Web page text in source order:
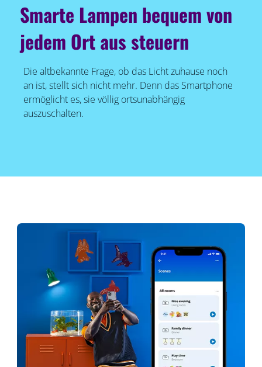
Smarte Lampen bequem von
jedem Ort aus steuern
Die altbekannte Frage, ob das Licht zuhause noch
an ist, stellt sich nicht mehr. Denn das Smartphone
ermöglicht es, sie völlig ortsunabhängig
auszuschalten.